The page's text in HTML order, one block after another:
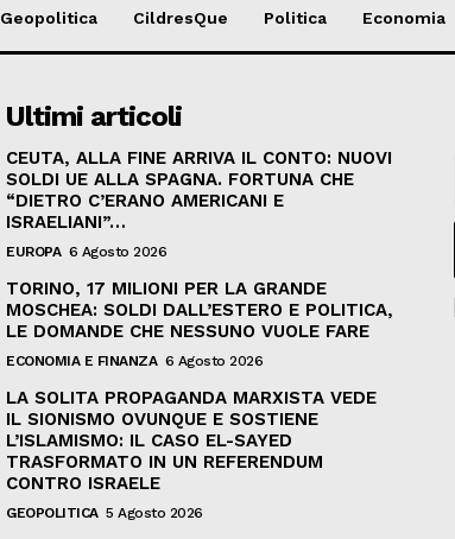
Geopolitica CildresQue Politica Economia
Ultimi articoli
CEUTA, ALLA FINE ARRIVA IL CONTO: NUOVI
SOLDI UE ALLA SPAGNA. FORTUNA CHE
“DIETRO C’ERANO AMERICANI E
ISRAELIANI”…
EUROPA 6 Agosto 2026
TORINO, 17 MILIONI PER LA GRANDE
MOSCHEA: SOLDI DALL’ESTERO E POLITICA,
LE DOMANDE CHE NESSUNO VUOLE FARE
ECONOMIA E FINANZA 6 Agosto 2026
LA SOLITA PROPAGANDA MARXISTA VEDE
IL SIONISMO OVUNQUE E SOSTIENE
L’ISLAMISMO: IL CASO EL-SAYED
TRASFORMATO IN UN REFERENDUM
CONTRO ISRAELE
GEOPOLITICA 5 Agosto 2026